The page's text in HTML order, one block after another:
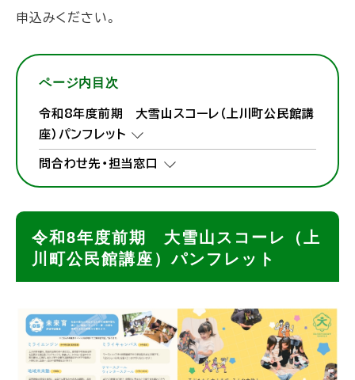
申込みください。
ページ内目次
令和8年度前期 大雪山スコーレ（上川町公民館講
座）パンフレット
問合わせ先・担当窓口
令和8年度前期 大雪山スコーレ（上
川町公民館講座）パンフレット